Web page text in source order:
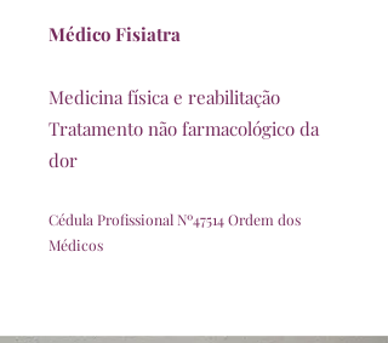
Médico Fisiatra
Medicina física e reabilitação
Tratamento não farmacológico da
dor
Cédula Profissional Nº47514 Ordem dos
Médicos